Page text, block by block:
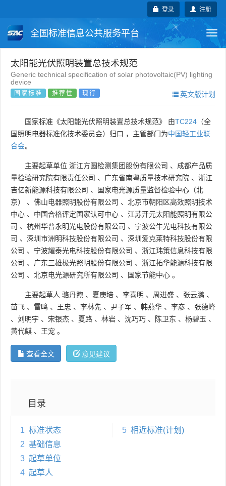
注册
登录
全国标准信息公共服务平台
国家标准 行业标准
团体标准
太阳能光伏照明装置总技术规范
Generic technical specification of solar photovoltaic(PV) lighting
device
国家标准 推荐性 现行 英文版计划
国家标准《太阳能光伏照明装置总技术规范》 由TC224 （全
国照明电器标准化技术委员会）归口 ，主管部门为中国轻工业联
合会。
主要起草单位 浙江方圆检测集团股份有限公司 、 成都产品质
量检验研究院有限责任公司 、 广东省南粤质量技术研究院 、 浙江
吉亿新能源科技有限公司 、
国家电光源质量监督检验中心（北
京）
、 佛山电器照明股份有限公司 、 北京市朝阳区高效照明技术
中心 、 中国合格评定国家认可中心 、 江苏开元太阳能照明有限公
司 、 杭州华普永明光电股份有限公司 、 宁波公牛光电科技有限公
司 、 深圳市洲明科技股份有限公司 、 深圳爱克莱特科技股份有限
公司 、 宁波耀泰光电科技股份有限公司 、 浙江玮策信息科技有限
公司 、 广东三雄极光照明股份有限公司 、 浙江拓华能源科技有限
公司 、 北京电光源研究所有限公司 、 国家节能中心 。
主要起草人 骆丹煦 、 夏庚培 、 李喜明 、 周进盛 、 张云鹏 、
苗飞 、 雷鸣 、 王忠 、 李林先 、 尹子军 、 韩燕华 、 李彦 、 张德峰
、 刘明宇 、 宋银杰 、 夏路 、 林岩 、 沈巧巧 、 陈卫东 、 杨碧玉 、
黄代麒 、 王宠 。
查看全文 意见建议
目录
1 标准状态
2 基础信息
3 起草单位
4 起草人
5 相近标准(计划)